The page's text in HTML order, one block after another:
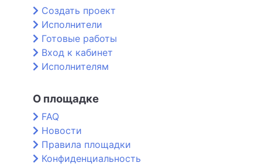
Создать проект
Исполнители
Готовые работы
Вход к кабинет
Исполнителям
О площадке
FAQ
Новости
Правила площадки
Конфиденциальность